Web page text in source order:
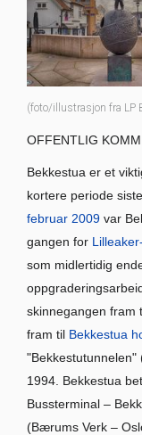
(foto/illustrasjon fra LP
OFFENTLIG
Bekkestua er et
kortere periode
februar 2009 var
gangen for
som midlertidig
skinnegangen fram
fram til Bekkestua
"Bekkestutunnelen"
1994. Bekkestua
Bussterminal –
(Bærums Verk –